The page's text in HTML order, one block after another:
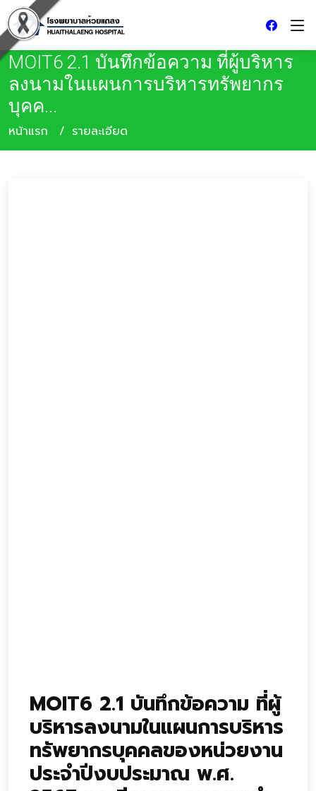
MOIT6 2.1 บันทึกข้อความ ที่ผู้บริหาร
ลงนามในแผนการบริหารทรัพยากร
บุคค...
หน้าแรก รายละเอียด
MOIT6 2.1 บันทึกข้อความ ที่ผู้
บริหารลงนามในแผนการบริหาร
ทรัพยากรบุคคลของหน่วยงาน
ประจำปีงบประมาณ พ.ศ.